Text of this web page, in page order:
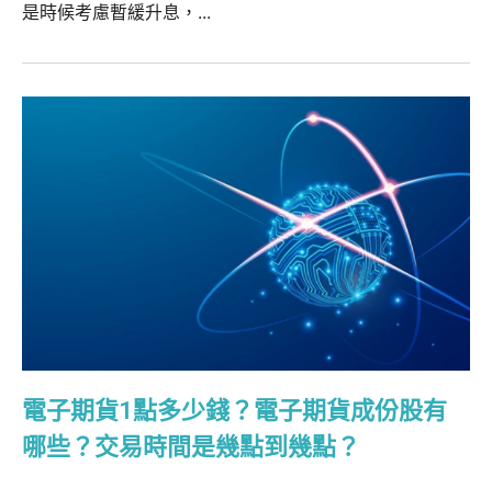
是時候考慮暫緩升息，...
電子期貨1點多少錢？電子期貨成份股有
哪些？交易時間是幾點到幾點？